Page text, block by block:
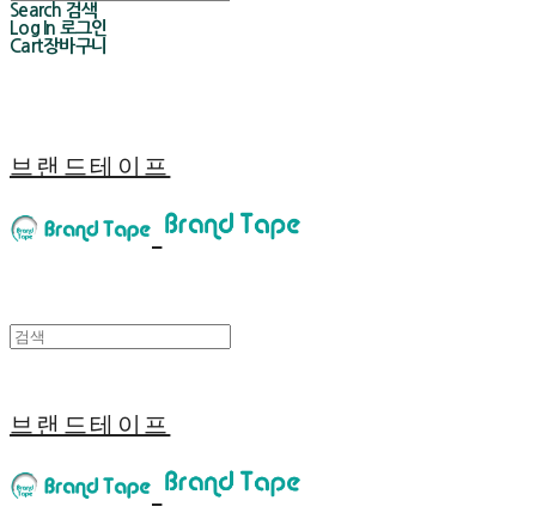
Search 검색
Log In 로그인
Cart장바구니
브랜드테이프
브랜드테이프